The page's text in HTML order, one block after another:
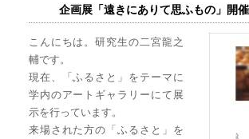
企画展「遠きにありて思ふもの」開
こんにちは。研究生の二宮龍之
輔です。
現在、「ふるさと」をテーマに
学内のアートギャラリーにて展
示を行っています。
来場された方の「ふるさと」を